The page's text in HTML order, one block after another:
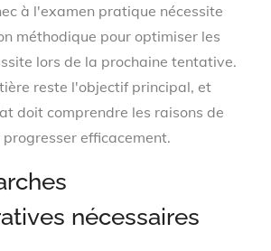
à l'examen pratique nécessite
méthodique pour optimiser les
lors de la prochaine tentative.
reste l'objectif principal, et
doit comprendre les raisons de
progresser efficacement.
nécessaires